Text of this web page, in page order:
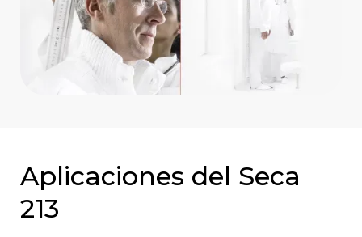
Aplicaciones del Seca
213